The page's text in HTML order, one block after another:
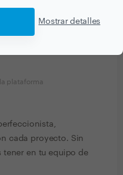
Mostrar detalles
en el camino y sin
...
plataforma
cada proyecto. Sin
tener en tu equipo de